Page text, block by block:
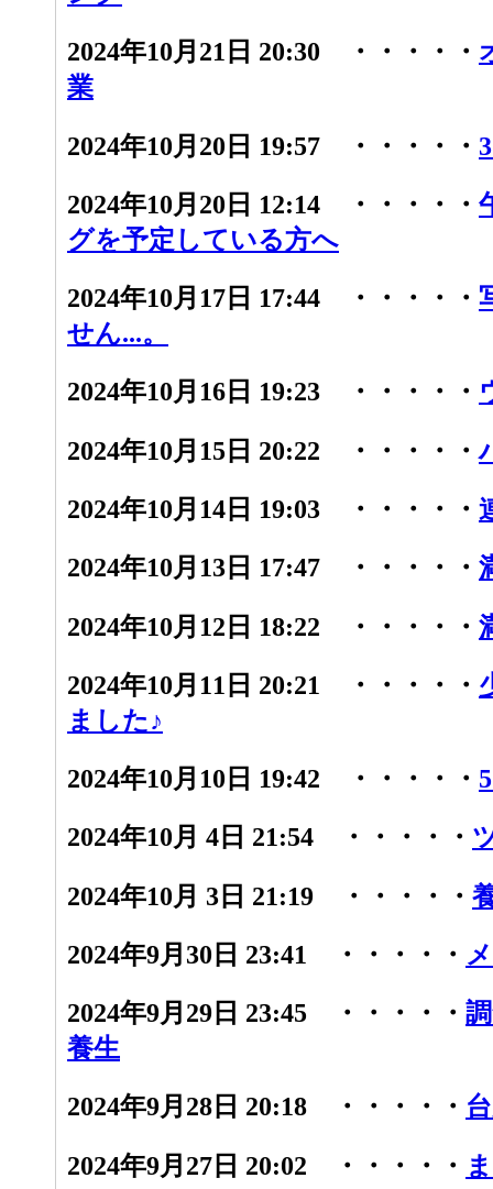
2024年10月21日 20:30 ・・・・・
業
2024年10月20日 19:57 ・・・・・
2024年10月20日 12:14 ・・・・・
グを予定している方へ
2024年10月17日 17:44 ・・・・・
せん...。
2024年10月16日 19:23 ・・・・・
2024年10月15日 20:22 ・・・・・
2024年10月14日 19:03 ・・・・・
2024年10月13日 17:47 ・・・・・
2024年10月12日 18:22 ・・・・・
2024年10月11日 20:21 ・・・・・
ました♪
2024年10月10日 19:42 ・・・・・
2024年10月 4日 21:54 ・・・・・
2024年10月 3日 21:19 ・・・・・
2024年9月30日 23:41 ・・・・・
2024年9月29日 23:45 ・・・・・
養生
2024年9月28日 20:18 ・・・・・
2024年9月27日 20:02 ・・・・・